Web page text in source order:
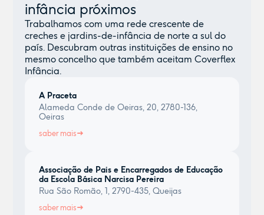
infância próximos
Trabalhamos com uma rede crescente de
creches e jardins-de-infância de norte a sul do
país. Descubram outras instituições de ensino no
mesmo concelho que também aceitam Coverflex
Infância.
A Praceta
Alameda Conde de Oeiras, 20, 2780-136,
Oeiras
saber mais
Associação de Pais e Encarregados de Educação
da Escola Básica Narcisa Pereira
Rua São Romão, 1, 2790-435, Queijas
saber mais